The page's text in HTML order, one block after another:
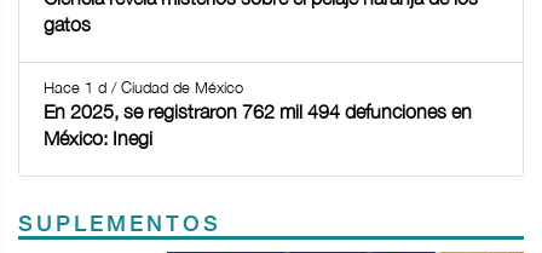
gatos
Hace 1 d / Ciudad de México
En 2025, se registraron 762 mil 494 defunciones en
México: Inegi
SUPLEMENTOS